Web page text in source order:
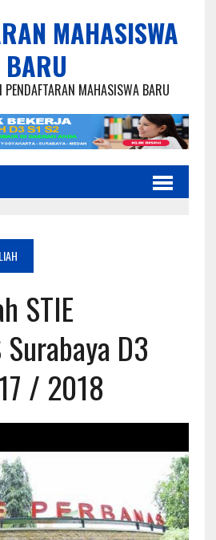
MAHASISWA
BARU
PENDAFTARAN MAHASISWA BARU
STIE
Surabaya D3
/ 2018